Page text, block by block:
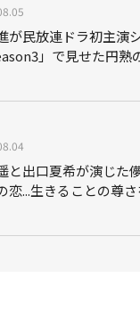
が民放連ドラ初主演
」で見せた円熟
と出口夏希が演じた
恋...生きることの尊